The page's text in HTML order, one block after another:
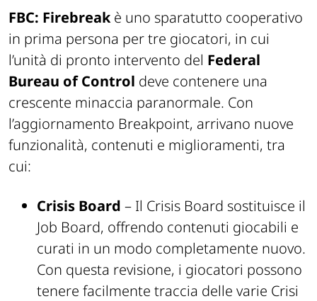
FBC: Firebreakè uno sparatutto cooperativo
in prima persona per tre giocatori, in cui
l’unità di pronto intervento del Federal
Bureau of Control deve contenere una
crescente minaccia paranormale. Con
l’aggiornamento Breakpoint, arrivano nuove
funzionalità, contenuti e miglioramenti, tra
cui:
Crisis Board – Il Crisis Board sostituisce il
Job Board, offrendo contenuti giocabili e
curati in un modo completamente nuovo.
Con questa revisione, i giocatori possono
tenere facilmente traccia delle varie Crisi